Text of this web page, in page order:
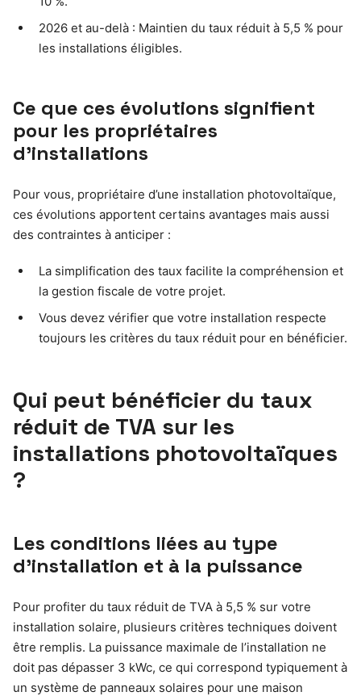
2026 et au-delà : Maintien du taux réduit à 5,5 % pour
les installations éligibles.
Ce que ces évolutions signifient
pour les propriétaires
d’installations
Pour vous, propriétaire d’une installation photovoltaïque,
ces évolutions apportent certains avantages mais aussi
des contraintes à anticiper :
La simplification des taux facilite la compréhension et
la gestion fiscale de votre projet.
Vous devez vérifier que votre installation respecte
toujours les critères du taux réduit pour en bénéficier.
Qui peut bénéficier du taux
réduit de TVA sur les
installations photovoltaïques
?
Les conditions liées au type
d’installation et à la puissance
Pour profiter du taux réduit de TVA à 5,5 % sur votre
installation solaire, plusieurs critères techniques doivent
être remplis. La puissance maximale de l’installation ne
doit pas dépasser 3 kWc, ce qui correspond typiquement à
un système de panneaux solaires pour une maison